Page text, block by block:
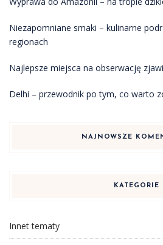
Niezapomniane smaki – kulinarne
regionach
Najlepsze miejsca na obserwację
Delhi – przewodnik po tym, co warto
NAJNOWSZE
KATEGORIE
Innet tematy